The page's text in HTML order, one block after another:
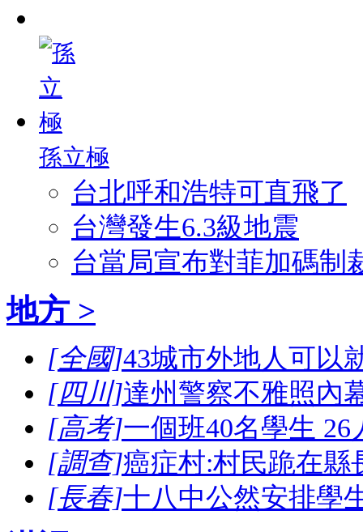
孫立極
台北呼和浩特可直飛了
台灣發生6.3級地震
台當局宣布對菲加碼制
地方 >
[全國]43城市外地人可以
[四川]達州警察不雅照內
[高考]一個班40名學生 26
[調查]癌症村:村民跪在縣
[長春]十八中公然安排學